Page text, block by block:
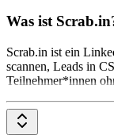
Was ist
Scrab.in ist ein
scannen, Leads in
Teilnehmer*innen